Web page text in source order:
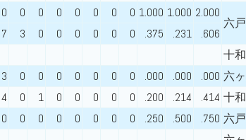
0 0 0 0 0 0 0 0 1.000 1.000 2.000
六
7 3 0 0 0 0 0 0 .375 .231
.606
十
3 0 0 0 0 0 0 0 .000 .000 .000 六
4 0 1 0 0 0 0 0 .200 .214 .414 十
0 0 0 0 0 0 0 0 .250 .500 .750 六